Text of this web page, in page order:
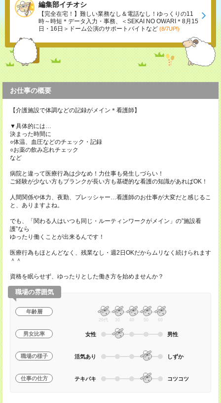
編集部イチオシ
【完全在宅！】難しい業務なし＆電話なし！ゆっくりの11
時～時短＊データ入力・事務、＜SEKAI NO OWARI＊8月15
日・16日＞ドーム公演のサポートバイトなど (8/7UP!)
お仕事の概要
【介護施設で体調などの記録がメイン＊看護師】
▼具体的には…
決まった時間に
○体温、血圧などのチェック・記録
○お薬の飲み忘れチェック
など
病院と違って医療行為は少なめ！力仕事も発生しづらい！
ご経験が少ない方もブランクが長い方も基礎的な看護の知識があればOK！
人間関係や体力、夜勤、プレッシャー…看護師のお仕事が大変だと感じるこ
と、ありますよね。
でも、「関わる人はいつも同じ・ルーティンワークがメイン」の”施設看
護”なら
ゆったり働くことが出来るんです！
医療行為もほとんどなく、残業なし・週2日OKだからムリなく続けられます
＾＾
資格を眠らせず、ゆったりとした働き方を始めませんか？
職場の雰囲気
年齢層
20代 30 40 50 60
男女比率 女性 男性
職場の様子 活気あり しずか
仕事の仕方 テキパキ コツコツ